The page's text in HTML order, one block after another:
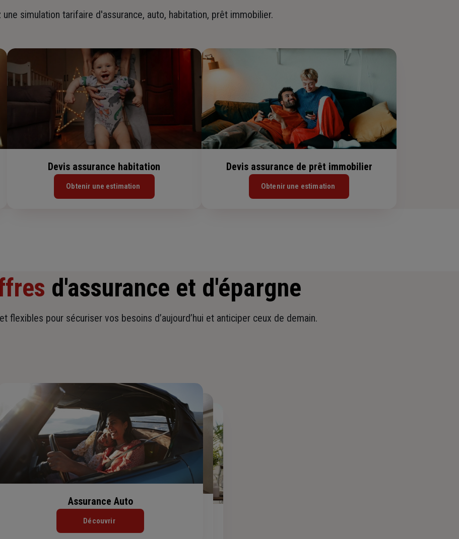
une simulation tarifaire d'assurance, auto, habitation, prêt immobilier.
Devis assurance habitation
Obtenir une estimation
Devis assurance de prêt immobilier
Obtenir une estimation
d'assurance et d'épargne
flexibles pour sécuriser vos besoins d’aujourd’hui et anticiper ceux de demain.
Assurance de prêt immobilier
Assurance Habitation
Assurance Auto
Découvrir